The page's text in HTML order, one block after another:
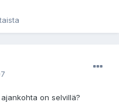
on selvillä?